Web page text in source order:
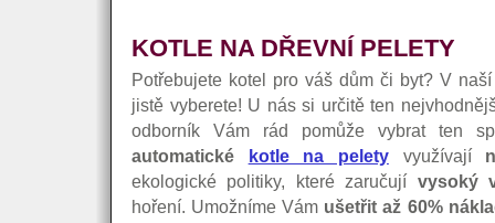
KOTLE NA DŘEVNÍ PELETY
Potřebujete kotel pro váš dům či byt? V
jistě vyberete! U nás si určitě ten
odborník Vám rád pomůže vybrat ten
automatické kotle na peletyvyužívají
ekologické politiky, které zaručují vysoký
hoření. Umožníme Vám ušetřit až 60%